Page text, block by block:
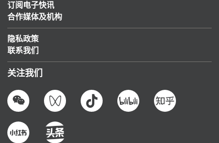
订阅电子快讯
合作媒体及机构
隐私政策
联系我们
关注我们